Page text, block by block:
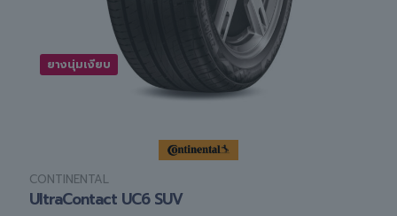
ยางนุ่มเงียบ
CONTINENTAL
UltraContact UC6 SUV